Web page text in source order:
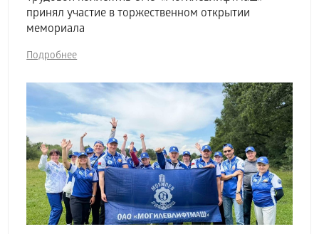
принял участие в торжественном открытии
мемориала
Подробнее